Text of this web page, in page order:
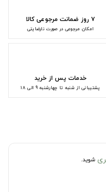
۷ روز ضمانت مرجوعی کالا
امکان مرجوعی در صورت نارضایتی
خدمات پس از خرید
پشتیبانی از شنبه تا چهارشنبه 9 الی 18
شوید.